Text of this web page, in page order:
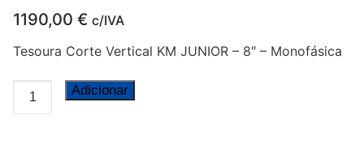
1190,00 € c/IVA
Tesoura Corte Vertical KM JUNIOR – 8″ – Monofásica
Quantidade
de
Adicionar